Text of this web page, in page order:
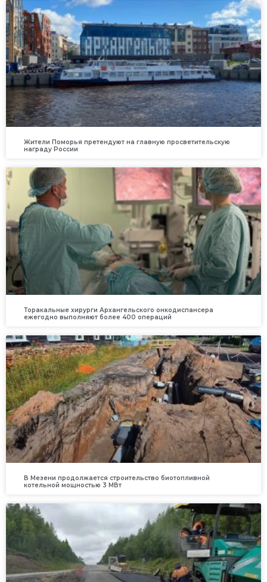
Жители Поморья претендуют на главную просветительскую
награду России
Торакальные хирурги Архангельского онкодиспансера
ежегодно выполняют более 400 операций
В Мезени продолжается строительство биотопливной
котельной мощностью 3 МВт